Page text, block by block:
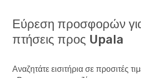
Εύρεση προσφορών
πτήσεις προς Upala
Αναζητάτε εισιτήρια σε προσιτές